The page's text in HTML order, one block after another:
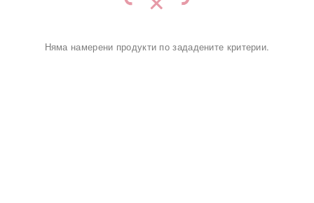
Няма намерени продукти по зададените критерии.